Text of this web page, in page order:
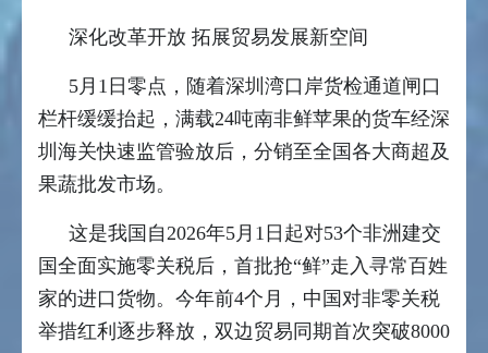
深化改革开放 拓展贸易发展新空间
5月1日零点，随着深圳湾口岸货检通道闸口
栏杆缓缓抬起，满载24吨南非鲜苹果的货车经深
圳海关快速监管验放后，分销至全国各大商超及
果蔬批发市场。
这是我国自2026年5月1日起对53个非洲建交
国全面实施零关税后，首批抢“鲜”走入寻常百姓
家的进口货物。今年前4个月，中国对非零关税
举措红利逐步释放，双边贸易同期首次突破8000